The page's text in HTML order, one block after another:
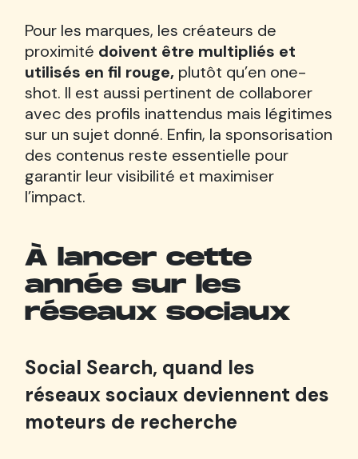
Pour les marques, les créateurs de
proximité doivent être multipliés et
utilisés en fil rouge, plutôt qu’en one-
shot. Il est aussi pertinent de collaborer
avec des profils inattendus mais légitimes
sur un sujet donné. Enfin, la sponsorisation
des contenus reste essentielle pour
garantir leur visibilité et maximiser
l’impact.
À lancer cette
année sur les
réseaux sociaux
Social Search, quand les
réseaux sociaux deviennent des
moteurs de recherche